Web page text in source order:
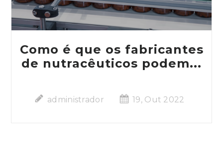
Como é que os fabricantes
de nutracêuticos podem...
administrador 19, Out 2022